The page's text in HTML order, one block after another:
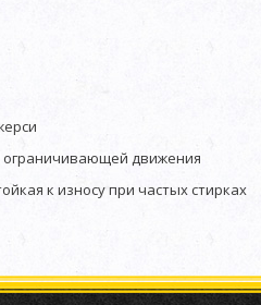
движения
к износу при частых стирках